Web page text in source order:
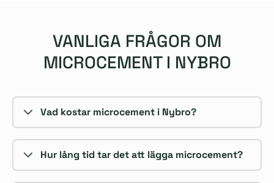
VANLIGA FRÅGOR OM
MICROCEMENT I NYBRO
Vad kostar microcement i Nybro?
Hur lång tid tar det att lägga microcement?